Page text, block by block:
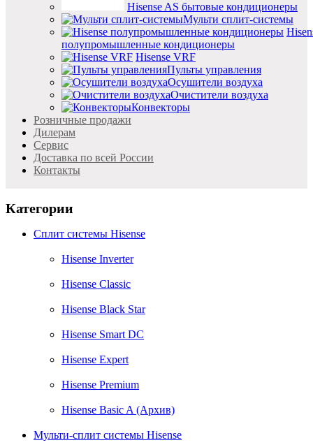
Hisense AS бытовые кондиционеры
Мульти сплит-системы
полупромышленные кондиционеры
Hisense VRF
Пульты управления
Осушители воздуха
Очистители воздуха
Конвекторы
Розничные продажи
Дилерам
Cервис
Доставка по всей России
Контакты
Категории
Сплит системы Hisense
Hisense Inverter
Hisense Classic
Hisense Black Star
Hisense Smart DC
Hisense Expert
Hisense Premium
Hisense Basic A (Архив)
Мульти-сплит системы Hisense